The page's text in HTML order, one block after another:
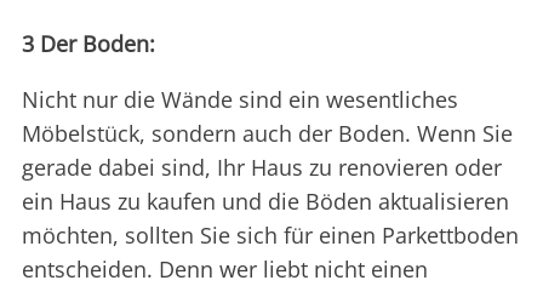
3 Der Boden:
Nicht nur die Wände sind ein wesentliches
Möbelstück, sondern auch der Boden. Wenn Sie
gerade dabei sind, Ihr Haus zu renovieren oder
ein Haus zu kaufen und die Böden aktualisieren
möchten, sollten Sie sich für einen Parkettboden
entscheiden. Denn wer liebt nicht einen